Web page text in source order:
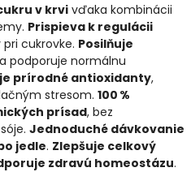
v krvi vďaka kombinácii
Prispieva k regulácii
cukrovke. Posilňuje
a podporuje normálnu
prírodné antioxidanty,
stresom. 100 %
prísad, bez
Jednoduché dávkovanie
jedle. Zlepšuje celkový
zdravú homeostázu.